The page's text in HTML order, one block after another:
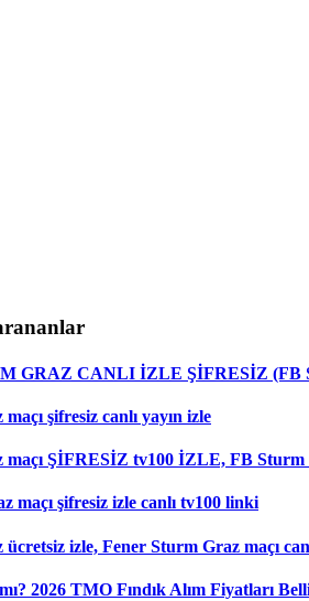
GRAZ CANLI İZLE ŞİFRESİZ (FB
şifresiz canlı yayın izle
maçı ŞİFRESİZ tv100 İZLE, FB
maçı şifresiz izle canlı tv100 linki
izle, Fener Sturm Graz maçı
2026 TMO Fındık Alım Fiyatları